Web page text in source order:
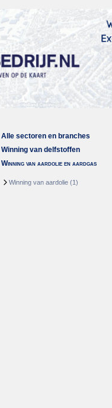
Alle sectoren en branches
Winning van delfstoffen
Winning van aardolie en aardgas
Winning van aardolie (1)